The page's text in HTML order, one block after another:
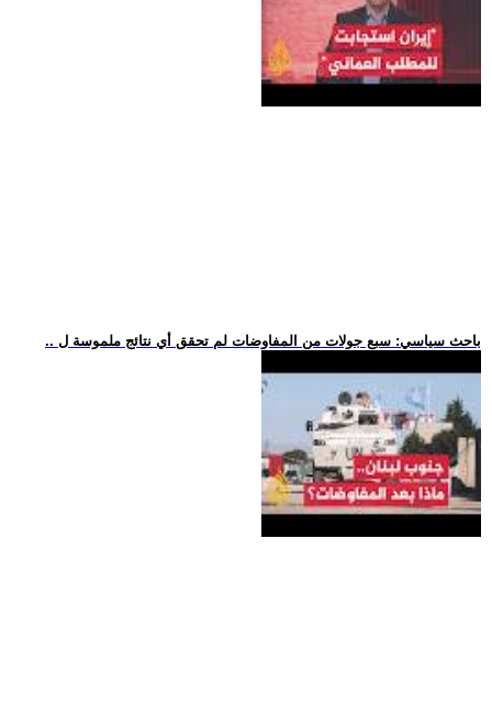
.. باحث سياسي: سبع جولات من المفاوضات لم تحقق أي نتائج ملموسة ل